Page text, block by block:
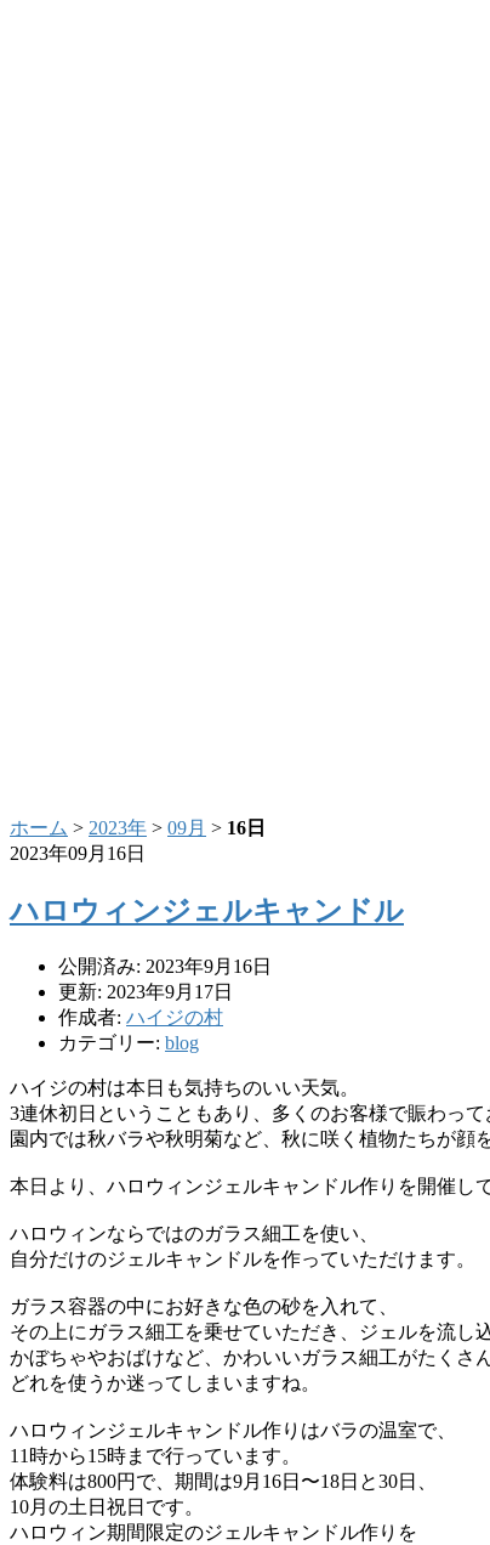
ホーム > 2023年 > 09月 > 16日
2023年09月16日
ハロウィンジェルキャンドル
公開済み: 2023年9月16日
更新: 2023年9月17日
作成者: ハイジの村
カテゴリー: blog
ハイジの村は本日も気持ちのいい天気。
3連休初日ということもあり、多くのお客様で賑わって
園内では秋バラや秋明菊など、 秋に咲く植物たちが顔
本日より、ハロウィンジェルキャンドル作りを開催し
ハロウィンならではのガラス細工を使い、
自分だけのジェルキャンドルを作っていただけます。
ガラス容器の中にお好きな色の砂を入れて、
その上にガラス細工を乗せていただき、
ジェルを流し
かぼちゃやおばけなど、かわいいガラス細工がたくさ
どれを使うか迷ってしまいますね。
ハロウィンジェルキャンドル作りはバラの温室で、
11時から15時まで行っています。
体験料は800円で、期間は9月16日〜18日と30日、
10月の土日祝日です。
ハロウィン期間限定のジェルキャンドル作りを